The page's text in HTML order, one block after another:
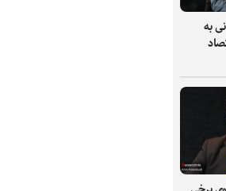
به